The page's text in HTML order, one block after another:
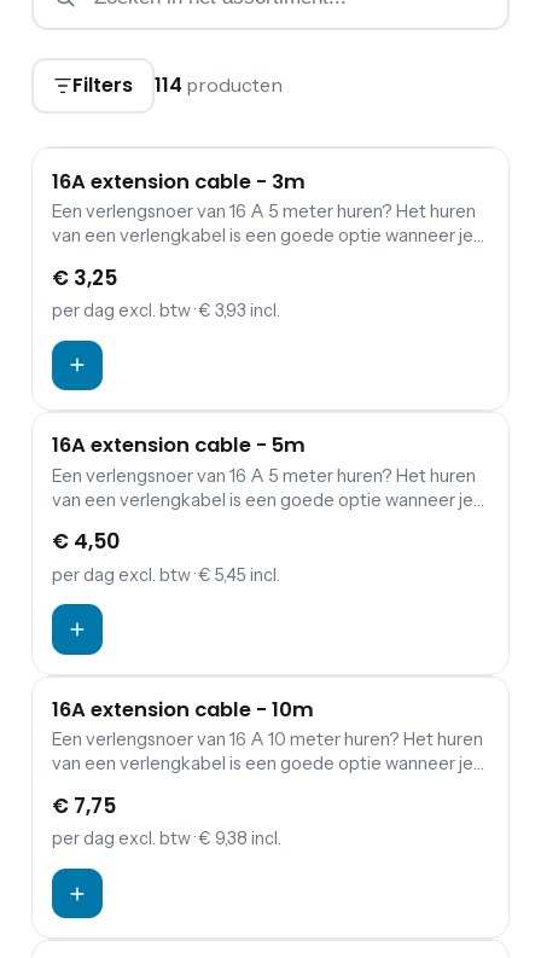
Filters 114 producten
16A extension cable - 3m
Een verlengsnoer van 16 A 5 meter huren? Het huren
van een verlengkabel is een goede optie wanneer je
aggregaten.
€ 3,25
per dag excl. btw· € 3,93 incl.
16A extension cable - 5m
Een verlengsnoer van 16 A 5 meter huren? Het huren
van een verlengkabel is een goede optie wanneer je
aggregaten.
€ 4,50
per dag excl. btw· € 5,45 incl.
16A extension cable - 10m
Een verlengsnoer van 16 A 10 meter huren? Het huren
van een verlengkabel is een goede optie wanneer je
aggregaten.
€ 7,75
per dag excl. btw· € 9,38 incl.